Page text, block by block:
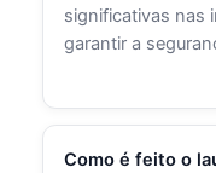
significativas nas
garantir a
Como é feito o